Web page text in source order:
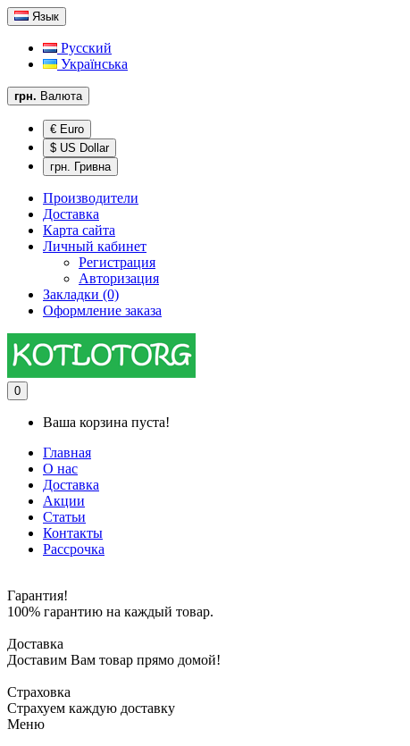
Язык
Русский
Українська
грн. Валюта
€ Euro
$ US Dollar
грн. Гривна
Производители
Доставка
Карта сайта
Личный кабинет
Регистрация
Авторизация
Закладки (0)
Оформление заказа
0
Ваша корзина пуста!
Главная
О нас
Доставка
Акции
Статьи
Контакты
Рассрочка
Гарантия!
100% гарантию на каждый товар.
Доставка
Доставим Вам товар прямо домой!
Страховка
Страхуем каждую доставку
Меню